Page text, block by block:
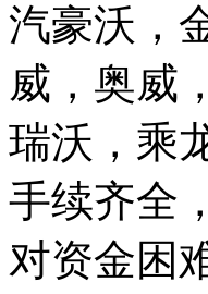
汽豪沃，
威，奥威
瑞沃，乘
手续齐全
对资金困